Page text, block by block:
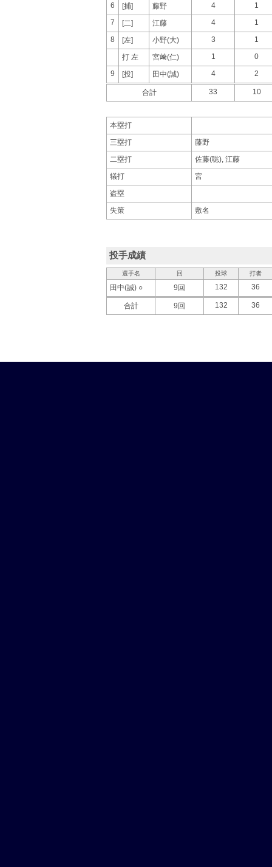
6
[捕] 藤野 4
1
7
[二] 江藤 4
1
8
[左] 小野(大) 3 1
打 左 宮﨑(仁) 1
0
9
[投] 田中(誠) 4 2
合計 33 10
本塁打
三塁打
藤野
二塁打
佐藤(聡), 江藤
犠打
宮
盗塁
失策
敷名
投手成績
選手名 回 投球 打者
田中(誠) ○ 9回 132 36
合計 9回 132 36